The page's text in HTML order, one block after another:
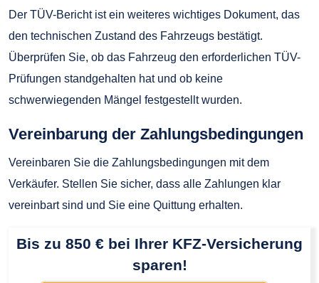
Der TÜV-Bericht ist ein weiteres wichtiges Dokument, das
den technischen Zustand des Fahrzeugs bestätigt.
Überprüfen Sie, ob das Fahrzeug den erforderlichen TÜV-
Prüfungen standgehalten hat und ob keine
schwerwiegenden Mängel festgestellt wurden.
Vereinbarung der Zahlungsbedingungen
Vereinbaren Sie die Zahlungsbedingungen mit dem
Verkäufer. Stellen Sie sicher, dass alle Zahlungen klar
vereinbart sind und Sie eine Quittung erhalten.
Bis zu 850 € bei Ihrer KFZ-Versicherung
sparen!